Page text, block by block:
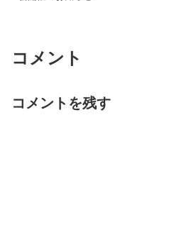
コメント
コメントを残す